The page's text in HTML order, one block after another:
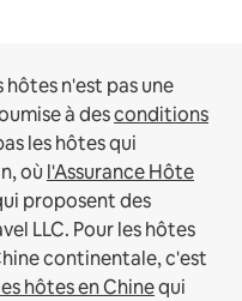
n'est pas une
à desconditions
les hôtes qui
où l'Assurance Hôte
proposent des
LLC. Pour les hôtes
continentale, c'est
hôtes en Chinequi